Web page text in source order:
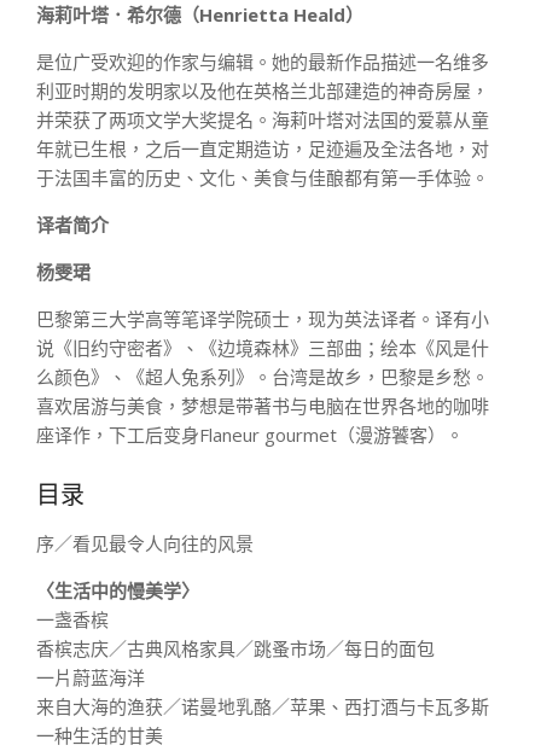
海莉叶塔．希尔德（Henrietta Heald）
是位广受欢迎的作家与编辑。她的最新作品描述一名维多
利亚时期的发明家以及他在英格兰北部建造的神奇房屋，
并荣获了两项文学大奖提名。海莉叶塔对法国的爱慕从童
年就已生根，之后一直定期造访，足迹遍及全法各地，对
于法国丰富的历史、文化、美食与佳酿都有第一手体验。
译者简介
杨雯珺
巴黎第三大学高等笔译学院硕士，现为英法译者。译有小
说《旧约守密者》、《边境森林》三部曲；绘本《风是什
么颜色》、《超人兔系列》。台湾是故乡，巴黎是乡愁。
喜欢居游与美食，梦想是带著书与电脑在世界各地的咖啡
座译作，下工后变身Flaneur gourmet（漫游饕客）。
目录
序／看见最令人向往的风景
〈生活中的慢美学〉
一盏香槟
香槟志庆／古典风格家具／跳蚤市场／每日的面包
一片蔚蓝海洋
来自大海的渔获／诺曼地乳酪／苹果、西打酒与卡瓦多斯
一种生活的甘美